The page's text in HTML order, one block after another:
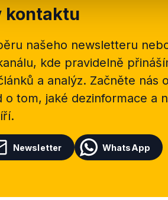
kontaktu
našeho newsletteru
kde pravidelně
a analýz. Začněte nás
o tom, jaké dezinformace a
Newsletter WhatsApp